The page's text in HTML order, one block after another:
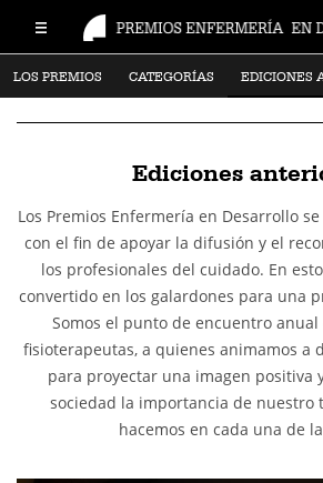
LOS PREMIOS CATEGORÍAS EDICIONES
Ediciones
Los Premios Enfermería en Desarrollo
con el fin de apoyar la difusión y el
los profesionales del cuidado. En
convertido en los galardones para una
Somos el punto de encuentro
fisioterapeutas, a quienes animamos a
para proyectar una imagen positiva
sociedad la importancia de nuestro
hacemos en cada una de